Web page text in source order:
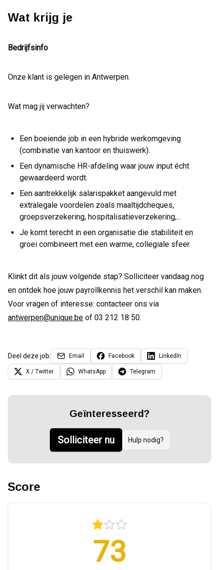
Wat krijg je
Bedrijfsinfo
Onze klant is gelegen in Antwerpen.
Wat mag jij verwachten?
Een boeiende job in een hybride werkomgeving
(combinatie van kantoor en thuiswerk).
Een dynamische HR-afdeling waar jouw input écht
gewaardeerd wordt.
Een aantrekkelijk salarispakket aangevuld met
extralegale voordelen zoals maaltijdcheques,
groepsverzekering, hospitalisatieverzekering,...
Je komt terecht in een organisatie die stabiliteit en
groei combineert met een warme, collegiale sfeer.
Klinkt dit als jouw volgende stap? Solliciteer vandaag nog
en ontdek hoe jouw payrollkennis het verschil kan maken.
Voor vragen of interesse: contacteer ons via
antwerpen@unique.be of 03 212 18 50.
Deel deze job: Email Facebook LinkedIn
X / Twitter WhatsApp Telegram
Geïnteresseerd?
Solliciteer nu Hulp nodig?
Score
73